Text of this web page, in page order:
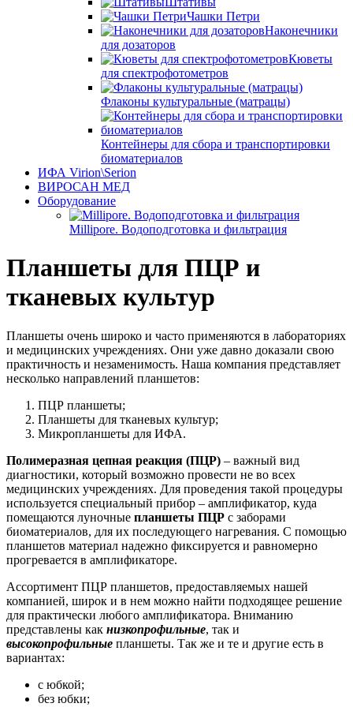
Чашки Петри
Наконечники
для дозаторов
Кюветы
для спектрофотометров
Флаконы культуральные (матрацы)
Контейнеры для сбора и транспортировки
биоматериалов
ИФА Virion\Serion
ВИРОСАН МЕД
Оборудование
Millipore. Водоподготовка и фильтрация
Планшеты для ПЦР и
тканевых культур
Планшеты очень широко и часто применяются в лабораториях
и медицинских учреждениях. Они уже давно доказали свою
практичность и незаменимость. Наша компания представляет
несколько направлений планшетов:
ПЦР планшеты;
Планшеты для тканевых культур;
Микропланшеты для ИФА.
Полимеразная цепная реакция (ПЦР) – важный вид
диагностики, который возможно провести не во всех
медицинских учреждениях. Для проведения такой процедуры
используется специальный прибор – амплификатор, куда
помещаются луночные планшеты ПЦР с заборами
биоматериалов, для их последующего нагревания. С помощью
планшетов материал надежно фиксируется и равномерно
прогревается в амплификаторе.
Ассортимент ПЦР планшетов, предоставляемых нашей
компанией, широк и в нем можно найти подходящее решение
для практически любого амплификатора. Вниманию
представлены как низкопрофильные, так и
высокопрофильные планшеты. Так же и те и другие есть в
вариантах:
с юбкой;
без юбки;